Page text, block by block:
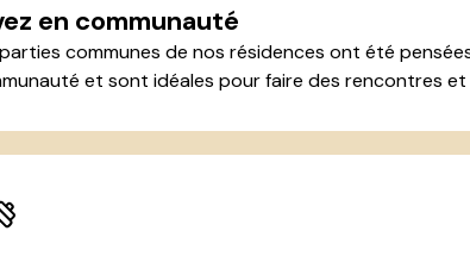
en communauté
communes de nos résidences ont été
et sont idéales pour faire des rencontres et